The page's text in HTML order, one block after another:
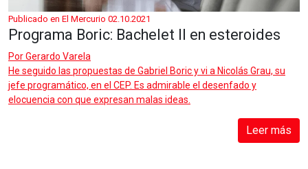
Publicado en El Mercurio 02.10.2021
Programa Boric: Bachelet II en esteroides
PorGerardo Varela
He seguido las propuestas de Gabriel Boric y vi a Nicolás Grau, su
jefe programático, en el CEP. Es admirable el desenfado y
elocuencia con que expresan malas ideas.
Leer más